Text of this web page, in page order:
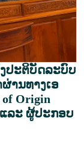
ປະຕິບັດລະບົບ
ານທາງເອ
Origin
ແລະ ຜູ້ປະກອບ